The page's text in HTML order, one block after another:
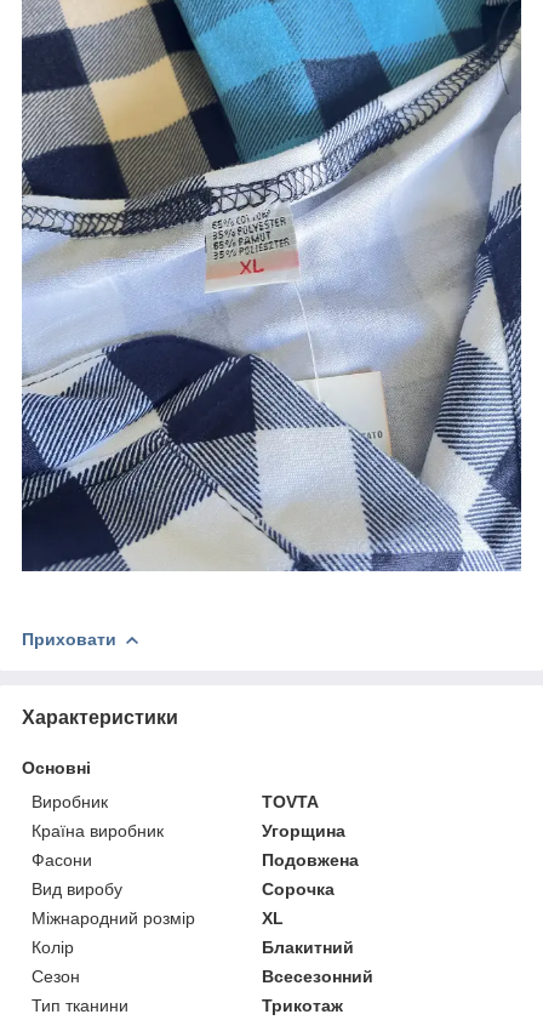
Приховати
Характеристики
Основні
Виробник
TOVTA
Країна виробник
Угорщина
Фасони
Подовжена
Вид виробу
Сорочка
Міжнародний розмір
XL
Колір
Блакитний
Сезон
Всесезонний
Тип тканини
Трикотаж